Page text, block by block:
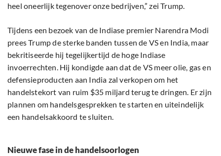
heel oneerlijk tegenover onze bedrijven,” zei Trump.
Tijdens een bezoek van de Indiase premier Narendra Modi
prees Trump de sterke banden tussen de VS en India, maar
bekritiseerde hij tegelijkertijd de hoge Indiase
invoerrechten. Hij kondigde aan dat de VS meer olie, gas en
defensieproducten aan India zal verkopen om het
handelstekort van ruim $35 miljard terug te dringen. Er zijn
plannen om handelsgesprekken te starten en uiteindelijk
een handelsakkoord te sluiten.
Nieuwe fase in de handelsoorlogen